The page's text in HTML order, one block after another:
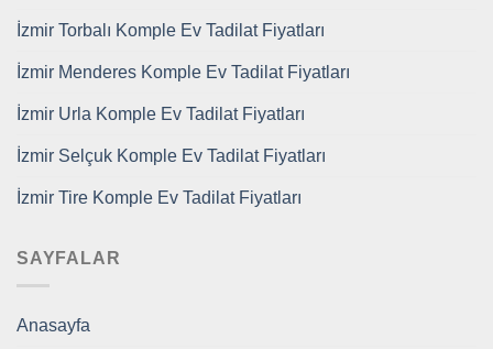
İzmir Torbalı Komple Ev Tadilat Fiyatları
İzmir Menderes Komple Ev Tadilat Fiyatları
İzmir Urla Komple Ev Tadilat Fiyatları
İzmir Selçuk Komple Ev Tadilat Fiyatları
İzmir Tire Komple Ev Tadilat Fiyatları
SAYFALAR
Anasayfa